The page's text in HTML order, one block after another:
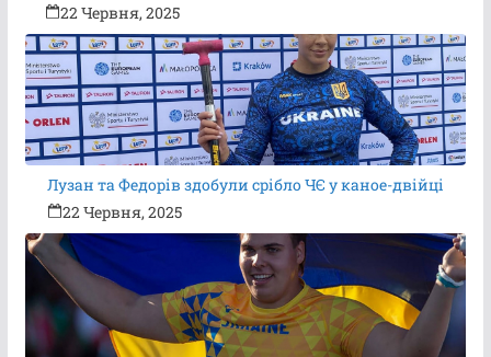
22 Червня, 2025
Лузан та Федорів здобули срібло ЧЄ у каное-двійці
22 Червня, 2025